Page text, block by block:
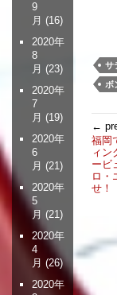
サ
ボ
稿
ナ
ビ
ゲ
ョ
ン
←
福岡
ィン
ービ
ロ・
せ！
9
月 (16)
2020年
8
月 (23)
2020年
7
月 (19)
2020年
6
月 (21)
2020年
5
月 (21)
2020年
4
月 (26)
2020年